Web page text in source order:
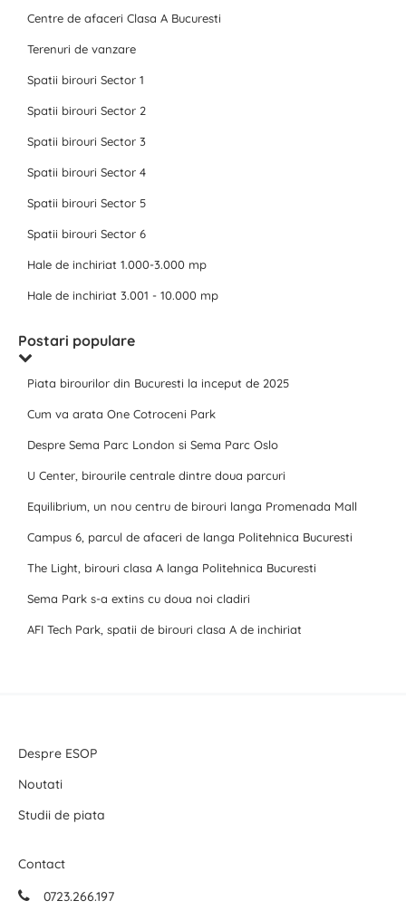
Centre de afaceri Clasa A Bucuresti
Terenuri de vanzare
Spatii birouri Sector 1
Spatii birouri Sector 2
Spatii birouri Sector 3
Spatii birouri Sector 4
Spatii birouri Sector 5
Spatii birouri Sector 6
Hale de inchiriat 1.000-3.000 mp
Hale de inchiriat 3.001 - 10.000 mp
Postari populare
Piata birourilor din Bucuresti la inceput de 2025
Cum va arata One Cotroceni Park
Despre Sema Parc London si Sema Parc Oslo
U Center, birourile centrale dintre doua parcuri
Equilibrium, un nou centru de birouri langa Promenada Mall
Campus 6, parcul de afaceri de langa Politehnica Bucuresti
The Light, birouri clasa A langa Politehnica Bucuresti
Sema Park s-a extins cu doua noi cladiri
AFI Tech Park, spatii de birouri clasa A de inchiriat
Despre ESOP
Noutati
Studii de piata
Contact
0723.266.197